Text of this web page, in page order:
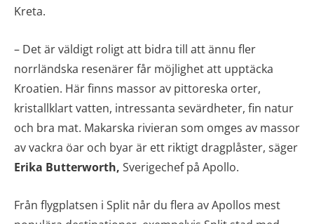
Kreta.
– Det är väldigt roligt att bidra till att ännu fler
norrländska resenärer får möjlighet att upptäcka
Kroatien. Här finns massor av pittoreska orter,
kristallklart vatten, intressanta sevärdheter, fin natur
och bra mat. Makarska rivieran som omges av massor
av vackra öar och byar är ett riktigt dragplåster, säger
Erika Butterworth, Sverigechef på Apollo.
Från flygplatsen i Split når du flera av Apollos mest